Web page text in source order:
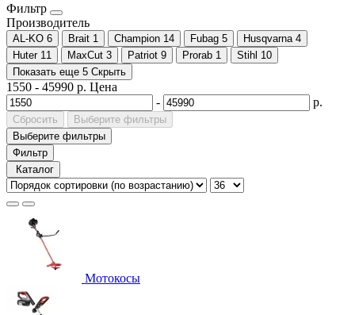
Фильтр
Производитель
AL-KO 6 Brait 1 Champion 14 Fubag 5 Husqvarna 4
Huter 11 MaxCut 3 Patriot 9 Prorab 1 Stihl 10
Показать еще 5 Скрыть
1550 - 45990 р. Цена
-
р.
Сбросить
Выберите фильтры
Выберите фильтры
Фильтр
Каталог
Мотокосы